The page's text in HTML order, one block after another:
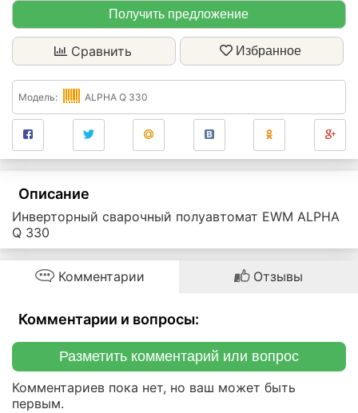
Получить предложение
Сравнить Избранное
Модель: ALPHA Q 330
Описание
Инверторный сварочный полуавтомат EWM ALPHA
Q 330
Комментарии Отзывы
Комментарии и вопросы:
Разметить комментарий или вопрос
Комментариев пока нет, но ваш может быть
первым.